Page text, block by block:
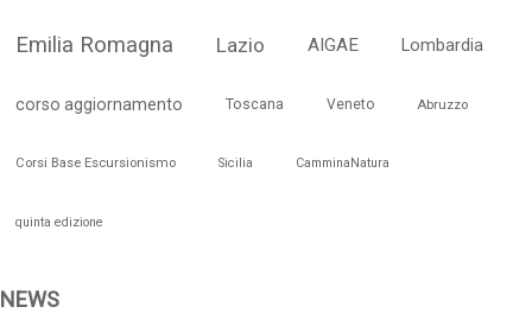
Emilia Romagna Lazio AIGAE Lombardia
corso aggiornamento Toscana Veneto Abruzzo
Corsi Base Escursionismo Sicilia CamminaNatura
quinta edizione
NEWS